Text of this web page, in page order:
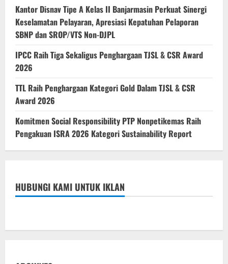
Kantor Disnav Tipe A Kelas II Banjarmasin Perkuat Sinergi
Keselamatan Pelayaran, Apresiasi Kepatuhan Pelaporan
SBNP dan SROP/VTS Non-DJPL
IPCC Raih Tiga Sekaligus Penghargaan TJSL & CSR Award
2026
TTL Raih Penghargaan Kategori Gold Dalam TJSL & CSR
Award 2026
Komitmen Social Responsibility PTP Nonpetikemas Raih
Pengakuan ISRA 2026 Kategori Sustainability Report
HUBUNGI KAMI UNTUK IKLAN